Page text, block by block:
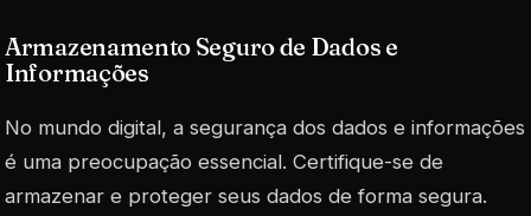
Armazenamento Seguro de Dados e
Informações
No mundo digital, a segurança dos dados e informações
é uma preocupação essencial. Certifique-se de
armazenar e proteger seus dados de forma segura.